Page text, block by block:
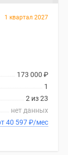
1 квартал 2027
173 000 ₽
1
2 из 23
нет данных
В ипотеку от 40 597₽/мес